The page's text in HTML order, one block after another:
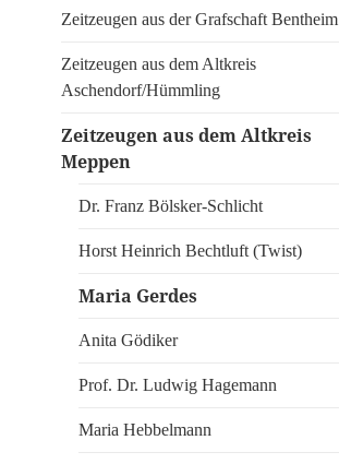
Zeitzeugen aus der Grafschaft Bentheim
Zeitzeugen aus dem Altkreis
Aschendorf/Hümmling
Zeitzeugen aus dem Altkreis
Meppen
Dr. Franz Bölsker-Schlicht
Horst Heinrich Bechtluft (Twist)
Maria Gerdes
Anita Gödiker
Prof. Dr. Ludwig Hagemann
Maria Hebbelmann